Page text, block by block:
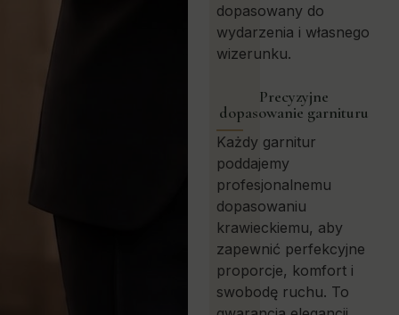
dopasowany do
wydarzenia i własnego
wizerunku.
Precyzyjne
dopasowanie garnituru
Każdy garnitur
poddajemy
profesjonalnemu
dopasowaniu
krawieckiemu, aby
zapewnić perfekcyjne
proporcje, komfort i
swobodę ruchu. To